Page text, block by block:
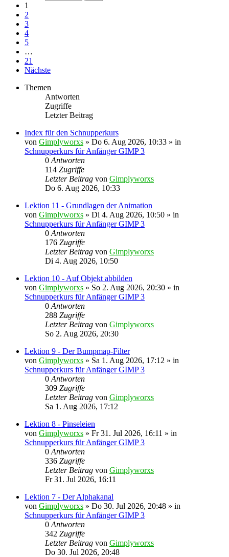
1
2
3
4
5
…
21
Nächste
Themen
Antworten
Zugriffe
Letzter Beitrag
Index für den Schnupperkurs
von Gimplyworxs » Do 6. Aug 2026, 10:33 » in
Schnupperkurs für Anfänger GIMP 3
0 Antworten
114 Zugriffe
Letzter Beitrag von Gimplyworxs
Do 6. Aug 2026, 10:33
Lektion 11 - Grundlagen der Animation
von Gimplyworxs » Di 4. Aug 2026, 10:50 » in
Schnupperkurs für Anfänger GIMP 3
0 Antworten
176 Zugriffe
Letzter Beitrag von Gimplyworxs
Di 4. Aug 2026, 10:50
Lektion 10 - Auf Objekt abbilden
von Gimplyworxs » So 2. Aug 2026, 20:30 » in
Schnupperkurs für Anfänger GIMP 3
0 Antworten
288 Zugriffe
Letzter Beitrag von Gimplyworxs
So 2. Aug 2026, 20:30
Lektion 9 - Der Bumpmap-Filter
von Gimplyworxs » Sa 1. Aug 2026, 17:12 » in
Schnupperkurs für Anfänger GIMP 3
0 Antworten
309 Zugriffe
Letzter Beitrag von Gimplyworxs
Sa 1. Aug 2026, 17:12
Lektion 8 - Pinseleien
von Gimplyworxs » Fr 31. Jul 2026, 16:11 » in
Schnupperkurs für Anfänger GIMP 3
0 Antworten
336 Zugriffe
Letzter Beitrag von Gimplyworxs
Fr 31. Jul 2026, 16:11
Lektion 7 - Der Alphakanal
von Gimplyworxs » Do 30. Jul 2026, 20:48 » in
Schnupperkurs für Anfänger GIMP 3
0 Antworten
342 Zugriffe
Letzter Beitrag von Gimplyworxs
Do 30. Jul 2026, 20:48